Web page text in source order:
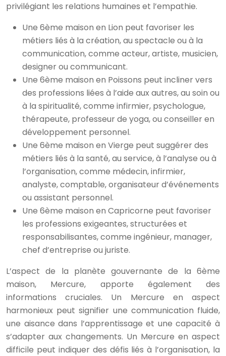
privilégiant les relations humaines et l’empathie.
Une 6ème maison en Lion peut favoriser les
métiers liés à la création, au spectacle ou à la
communication, comme acteur, artiste, musicien,
designer ou communicant.
Une 6ème maison en Poissons peut incliner vers
des professions liées à l’aide aux autres, au soin ou
à la spiritualité, comme infirmier, psychologue,
thérapeute, professeur de yoga, ou conseiller en
développement personnel.
Une 6ème maison en Vierge peut suggérer des
métiers liés à la santé, au service, à l’analyse ou à
l’organisation, comme médecin, infirmier,
analyste, comptable, organisateur d’événements
ou assistant personnel.
Une 6ème maison en Capricorne peut favoriser
les professions exigeantes, structurées et
responsabilisantes, comme ingénieur, manager,
chef d’entreprise ou juriste.
L’aspect de la planète gouvernante de la 6ème
maison, Mercure, apporte également des
informations cruciales. Un Mercure en aspect
harmonieux peut signifier une communication fluide,
une aisance dans l’apprentissage et une capacité à
s’adapter aux changements. Un Mercure en aspect
difficile peut indiquer des défis liés à l’organisation, la